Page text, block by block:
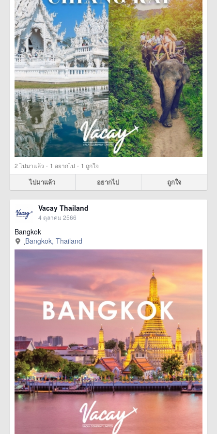
2ไปมาแล้ว · 1 อยากไป · 1 ถูกใจ
ไปมาแล้ว อยากไป ถูกใจ
Vacay Thailand
4 ตุลาคม 2566
Bangkok
ฺBangkok, Thailand